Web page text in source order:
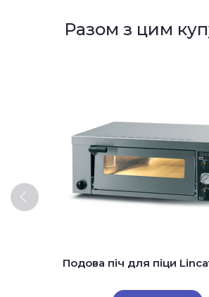
Разом з цим
Подова піч для піци